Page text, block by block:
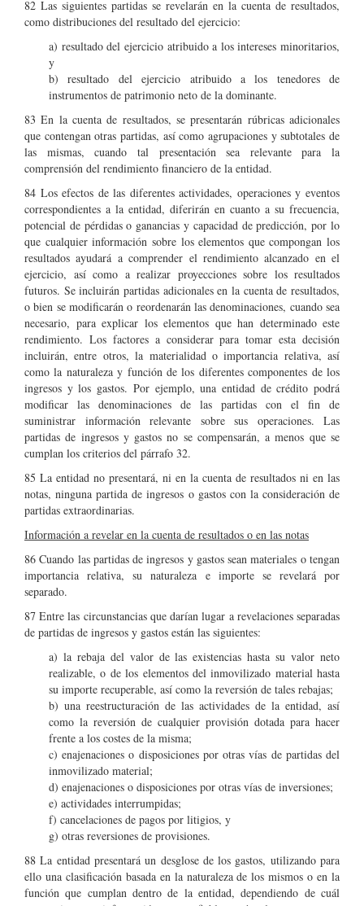
82 Las siguientes partidas se revelarán en la cuenta de resultados,
como distribuciones del resultado del ejercicio:
a) resultado del ejercicio atribuido a los intereses minoritarios,
y
b) resultado del ejercicio atribuido a los tenedores de
instrumentos de patrimonio neto de la dominante.
83 En la cuenta de resultados, se presentarán rúbricas adicionales
que contengan otras partidas, así como agrupaciones y subtotales de
las mismas, cuando tal presentación sea relevante para la
comprensión del rendimiento financiero de la entidad.
84 Los efectos de las diferentes actividades, operaciones y eventos
correspondientes a la entidad, diferirán en cuanto a su frecuencia,
potencial de pérdidas o ganancias y capacidad de predicción, por lo
que cualquier información sobre los elementos que compongan los
resultados ayudará a comprender el rendimiento alcanzado en el
ejercicio, así como a realizar proyecciones sobre los resultados
futuros. Se incluirán partidas adicionales en la cuenta de resultados,
o bien se modificarán o reordenarán las denominaciones, cuando sea
necesario, para explicar los elementos que han determinado este
rendimiento. Los factores a considerar para tomar esta decisión
incluirán, entre otros, la materialidad o importancia relativa, así
como la naturaleza y función de los diferentes componentes de los
ingresos y los gastos. Por ejemplo, una entidad de crédito podrá
modificar las denominaciones de las partidas con el fin de
suministrar información relevante sobre sus operaciones. Las
partidas de ingresos y gastos no se compensarán, a menos que se
cumplan los criterios del párrafo 32.
85 La entidad no presentará, ni en la cuenta de resultados ni en las
notas, ninguna partida de ingresos o gastos con la consideración de
partidas extraordinarias.
Información a revelar en la cuenta de resultados o en las notas
86 Cuando las partidas de ingresos y gastos sean materiales o tengan
importancia relativa, su naturaleza e importe se revelará por
separado.
87 Entre las circunstancias que darían lugar a revelaciones separadas
de partidas de ingresos y gastos están las siguientes:
a) la rebaja del valor de las existencias hasta su valor neto
realizable, o de los elementos del inmovilizado material hasta
su importe recuperable, así como la reversión de tales rebajas;
b) una reestructuración de las actividades de la entidad, así
como la reversión de cualquier provisión dotada para hacer
frente a los costes de la misma;
c) enajenaciones o disposiciones por otras vías de partidas del
inmovilizado material;
d) enajenaciones o disposiciones por otras vías de inversiones;
e) actividades interrumpidas;
f) cancelaciones de pagos por litigios, y
g) otras reversiones de provisiones.
88 La entidad presentará un desglose de los gastos, utilizando para
ello una clasificación basada en la naturaleza de los mismos o en la
función que cumplan dentro de la entidad, dependiendo de cuál